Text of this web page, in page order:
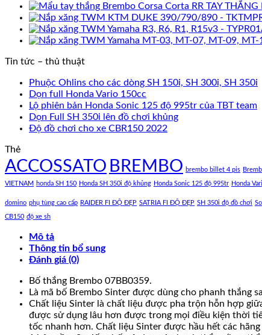
TAY THẮNG
Tin tức – thủ thuật
Phuộc Ohlins cho các dòng SH 150i, SH 300i, SH 350i
Dọn full Honda Vario 150cc
Lộ phiên bản Honda Sonic 125 độ 995tr của TBT team
Dọn Full SH 350i lên đồ chơi khủng
Độ đồ chơi cho xe CBR150 2022
Thẻ
ACCOSSATO BREMBO brembo billet 4 pis
VIETNAM honda SH 150 Honda SH 350i độ khủng Honda Sonic 125 độ 995tr Honda
domino phụ tùng cao cấp RAIDER FI ĐỘ ĐẸP SATRIA FI ĐỘ ĐẸP SH 350i độ đồ chơi
CB150 độ xe sh
Mô tả
Thông tin bổ sung
Đánh giá (0)
Bố thắng Brembo 07BB0359.
Là mã bố Brembo Sinter được dùng cho phanh thắng
Chất liệu Sinter là chất liệu được pha trộn hỗn hợp
được sử dụng lâu hơn được trong mọi điều kiện thời
tốc nhanh hơn. Chất liệu Sinter được hầu hết các hãng